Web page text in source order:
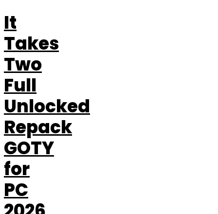
It
Takes
Two
Full
Unlocked
Repack
GOTY
for
PC